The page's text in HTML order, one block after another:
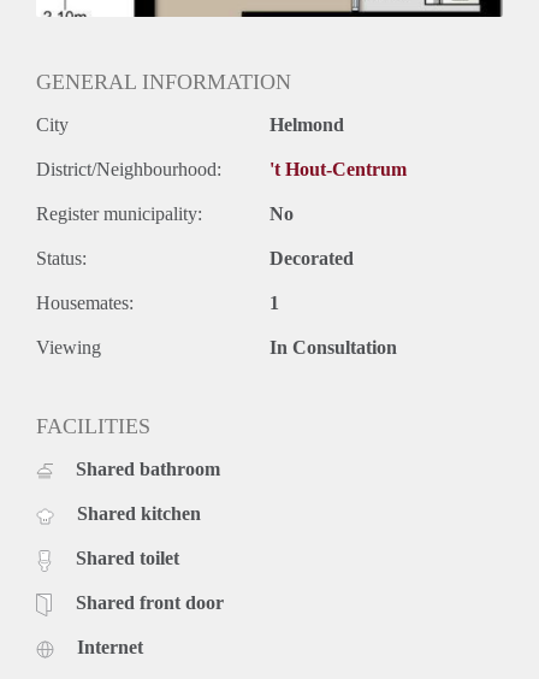
GENERAL INFORMATION
City Helmond
District/Neighbourhood: 't Hout-Centrum
Register municipality: No
Status: Decorated
Housemates: 1
Viewing In Consultation
FACILITIES
Shared bathroom
Shared kitchen
Shared toilet
Shared front door
Internet